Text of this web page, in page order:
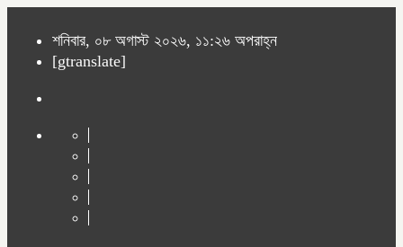
শনিবার, ০৮ অগাস্ট ২০২৬, ১১:২৬ অপরাহ্ন
[gtranslate]